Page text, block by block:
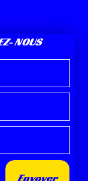
NOUS
Envoyer